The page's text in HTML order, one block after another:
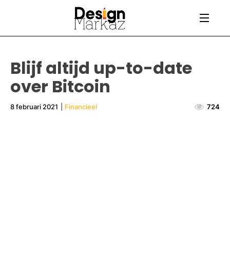
Blijf altijd up-to-date
over Bitcoin
8 februari 2021 Financieel 724